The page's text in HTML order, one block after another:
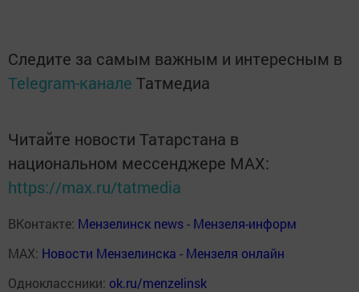
Следите за самым важным и интересным в
Telegram-канале Татмедиа
Читайте новости Татарстана в
национальном мессенджере MАХ:
https://max.ru/tatmedia
ВКонтакте: Мензелинск news - Мензеля-информ
MAX: Новости Мензелинска - Мензеля онлайн
Одноклассники: ok.ru/menzelinsk